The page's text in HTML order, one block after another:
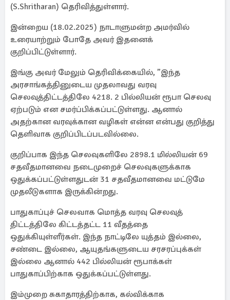
(S.Shritharan) தெரிவித்துள்ளார்.
இன்றைய (18.02.2025) நாடாளுமன்ற அமர்வில்
உரையாற்றும் போதே அவர் இதனைக்
குறிப்பிட்டுள்ளார்.
இங்கு அவர் மேலும் தெரிவிக்கையில், ”இந்த
அரசாங்கத்தினுடைய முதலாவது வரவு
செலவுத்திட்டத்திலே 4218. 2 பில்லியன் ரூபா செலவு
ஏற்படும் என சமர்ப்பிக்கப்பட்டுள்ளது. ஆனால்
அதற்கான வரவுக்கான வழிகள் என்ன என்பது குறித்து
தெளிவாக குறிப்பிடப்படவில்லை.
குறிப்பாக இந்த செலவுகளிலே 2898.1 மில்லியன் 69
சதவீதமானவை நடைமுறைச் செலவுகளுக்காக
ஒதுக்கப்பட்டுள்ளதுடன் 31 சதவீதமானவை மட்டுமே
முதலீடுகளாக இருக்கின்றது.
பாதுகாப்புச் செலவாக மொத்த வரவு செலவுத்
திட்டத்திலே கிட்டத்தட்ட 11 வீதத்தை
ஒதுக்கியுள்ளீர்கள். இந்த நாட்டிலே யுத்தம் இல்லை,
சண்டை இல்லை, ஆயுதங்களுடைய சரசரப்புக்கள்
இல்லை ஆனால் 442 பில்லியன் ரூபாக்கள்
பாதுகாப்பிற்காக ஒதுக்கப்பட்டுள்ளது.
இம்முறை சுகாதாரத்திற்காக, கல்விக்காக